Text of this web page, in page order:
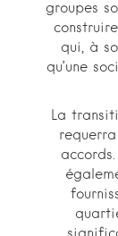
groupes
qui, à
qu’une
La